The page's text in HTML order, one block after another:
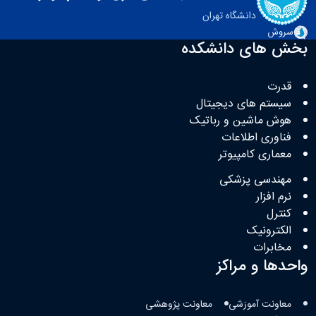
دانشگاه تهران
سروش
بخش های دانشکده
قدرت
سیستم های دیجیتال
هوش ماشین و رباتیک
فناوری اطلاعات
معماری کامپیوتر
مهندسی پزشکی
نرم افزار
کنترل
الکترونیک
مخابرات
واحدها و مراکز
معاونت آموزشی معاونت پژوهشی